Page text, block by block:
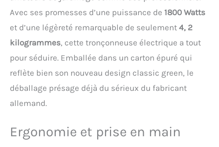
fréquence des
remplissages Contenu de
la livraison Édition
Amazon : UniversalChain
40, huile pour
tronçonneuse Bosch 500
tronçonneuse de 40 cm ,
guide-chaîne, couvre-
Avec ses promesses d’une puissance de 1800 Watts
et d’une légèreté remarquable de seulement 4, 2
kilogrammes, cette tronçonneuse électrique a tout
pour séduire. Emballée dans un carton épuré qui
reflète bien son nouveau design classic green, le
déballage présage déjà du sérieux du fabricant
allemand.
Ergonomie et prise en main